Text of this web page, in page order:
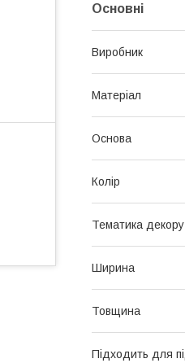
Основні
Виробник
Матеріал
Основа
Колір
Тематика
Ширина
Товщина
Підходить для